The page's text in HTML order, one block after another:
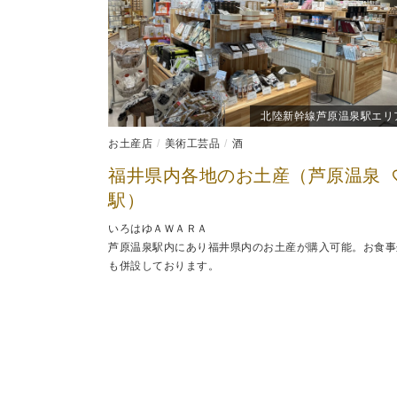
北陸新幹線芦原温泉駅エリ
お土産店 美術工芸品 酒
福井県内各地のお土産（芦原温泉
駅）
いろはゆＡＷＡＲＡ
芦原温泉駅内にあり福井県内のお土産が購入可能。お食
も併設しております。